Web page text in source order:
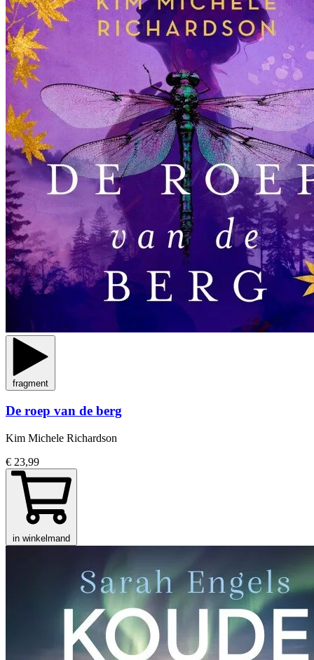
fragment
De roep van de berg
Kim Michele Richardson
€ 23,99
in winkelmand